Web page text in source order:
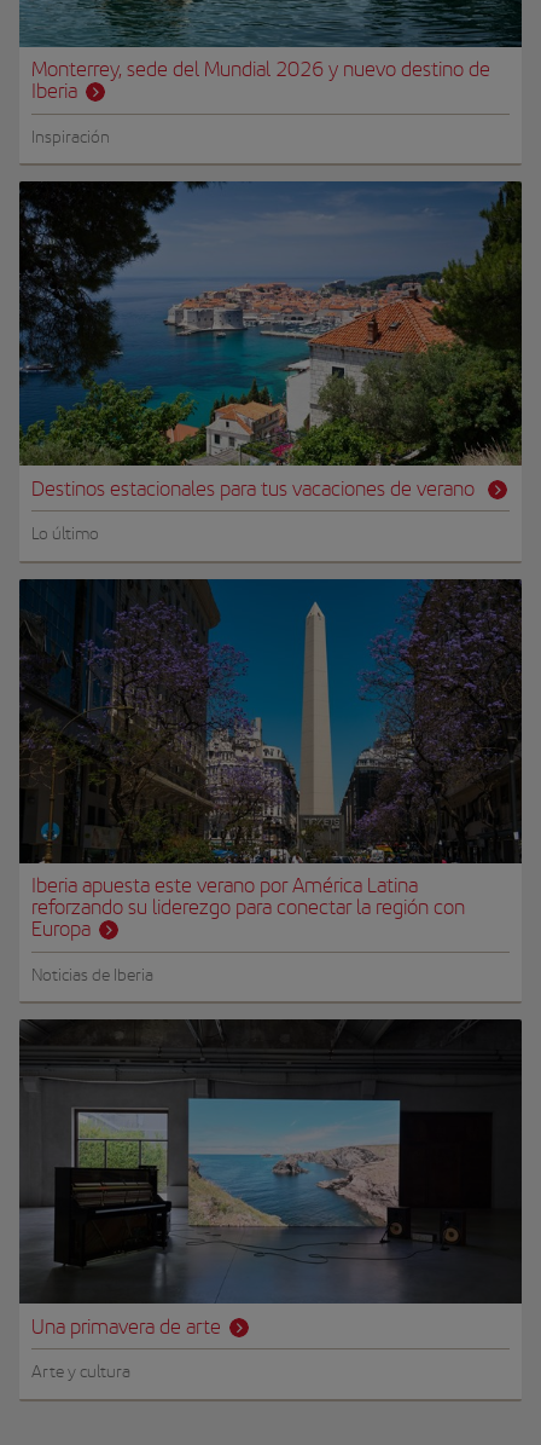
Monterrey, sede del Mundial 2026 y nuevo destino de
Iberia
Inspiración
Destinos estacionales para tus vacaciones de verano
Lo último
Iberia apuesta este verano por América Latina
reforzando su liderezgo para conectar la región con
Europa
Noticias de Iberia
Una primavera de arte
Arte y cultura